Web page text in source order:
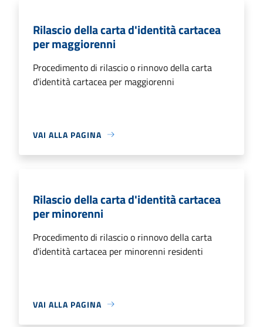
Rilascio della carta d'identità cartacea
per maggiorenni
Procedimento di rilascio o rinnovo della carta
d'identità cartacea per maggiorenni
VAI ALLA PAGINA
Rilascio della carta d'identità cartacea
per minorenni
Procedimento di rilascio o rinnovo della carta
d'identità cartacea per minorenni residenti
VAI ALLA PAGINA